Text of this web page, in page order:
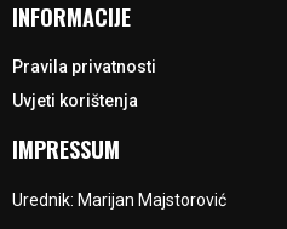
INFORMACIJE
Pravila privatnosti
Uvjeti korištenja
IMPRESSUM
Urednik: Marijan Majstorović